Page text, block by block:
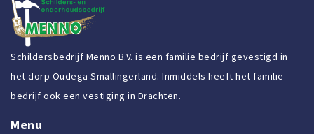
Schildersbedrijf Menno B.V. is een familie bedrijf gevestigd in
het dorp Oudega Smallingerland. Inmiddels heeft het familie
bedrijf ook een vestiging in Drachten.
Menu